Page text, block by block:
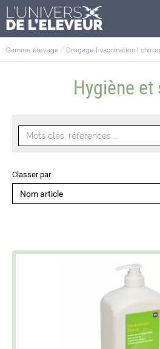
Gamme élevage Drogage | vaccination |
Hygiène et
Classer par